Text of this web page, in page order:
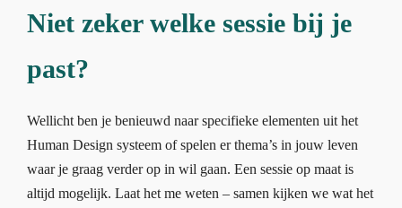
Niet zeker welke sessie bij je
past?
Wellicht ben je benieuwd naar specifieke elementen uit het
Human Design systeem of spelen er thema’s in jouw leven
waar je graag verder op in wil gaan. Een sessie op maat is
altijd mogelijk. Laat het me weten – samen kijken we wat het